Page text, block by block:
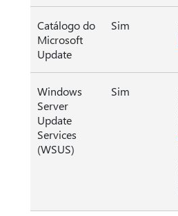
Catálogo do
Microsoft
Update
Sim
Windows
Server
Update
Services
(WSUS)
Sim